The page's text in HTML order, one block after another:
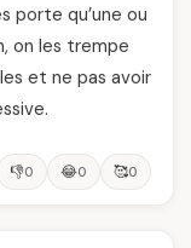
porte qu’une ou
on les trempe
et ne pas avoir
👎0 😂0 🥰0